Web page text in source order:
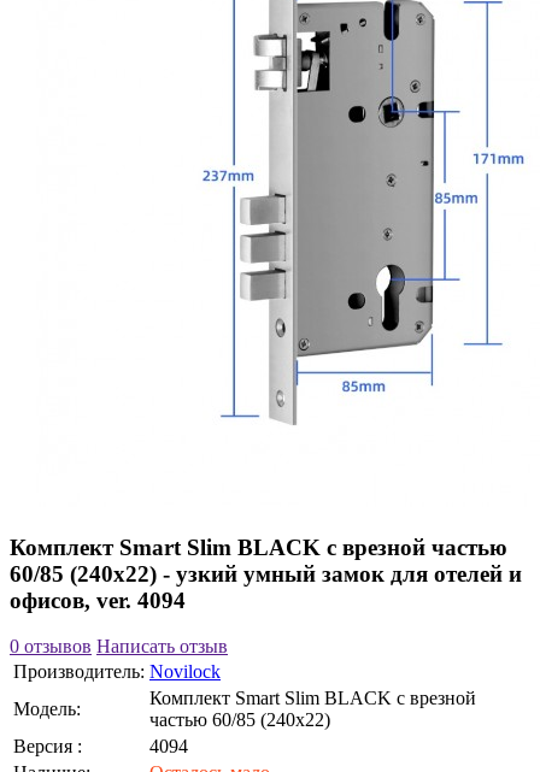
Комплект Smart Slim BLACK с врезной частью
60/85 (240x22) - узкий умный замок для отелей и
офисов, ver. 4094
0 отзывов Написать отзыв
Производитель: Novilock
Модель:
Комплект Smart Slim BLACK с врезной
частью 60/85 (240x22)
Версия :
4094